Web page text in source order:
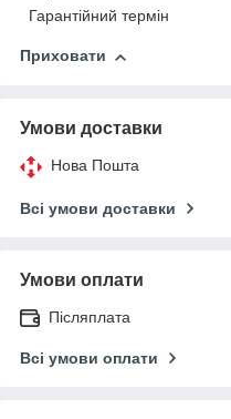
Гарантійний термін
Приховати
Умови доставки
Нова Пошта
Всі умови доставки
Умови оплати
Післяплата
Всі умови оплати